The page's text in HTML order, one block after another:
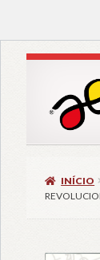
para
para
INÍCIO